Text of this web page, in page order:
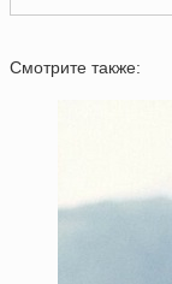
Смотрите также: